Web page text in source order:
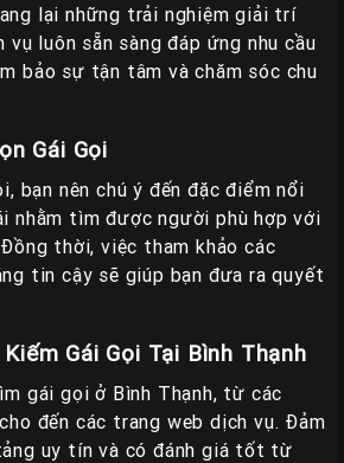
lại những trải nghiệm giải trí
luôn sẵn sàng đáp ứng nhu cầu
bảo sự tận tâm và chăm sóc chu
Gái Gọi
bạn nên chú ý đến đặc điểm nổi
nhằm tìm được người phù hợp với
thời, việc tham khảo các
tin cậy sẽ giúp bạn đưa ra quyết
Gái Gọi Tại Bình Thạnh
gái gọi ở Bình Thạnh, từ các
đến các trang web dịch vụ. Đảm
uy tín và có đánh giá tốt từ